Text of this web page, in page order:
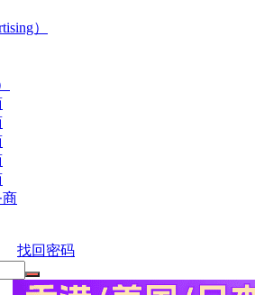
）
商
找回密码